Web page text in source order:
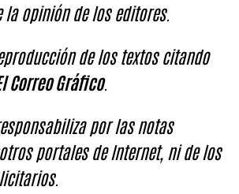
la opinión de los editores.
de los textos citando
Correo Gráfico.
por las notas
portales de Internet, ni de los